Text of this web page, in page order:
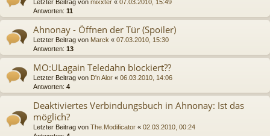
Letzter Beitrag von mixxter « 07.03.2010, 15:49
Antworten: 11
Ahnonay - Öffnen der Tür (Spoiler)
Letzter Beitrag von Marck « 07.03.2010, 15:30
Antworten: 13
MO:ULagain Teledahn blockiert??
Letzter Beitrag von D'n Alor « 06.03.2010, 14:06
Antworten: 4
Deaktiviertes Verbindungsbuch in Ahnonay: Ist das
möglich?
Letzter Beitrag von The.Modificator « 02.03.2010, 00:24